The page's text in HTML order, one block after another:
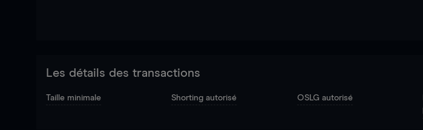
Les détails des transactions
Taille minimale Shorting autorisé OSLG autorisé